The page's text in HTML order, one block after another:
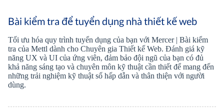
Bài kiểm tra để tuyển dụng nhà thiết kế web
Tối ưu hóa quy trình tuyển dụng của bạn với Mercer | Bài kiểm
tra của Mettl dành cho Chuyên gia Thiết kế Web. Đánh giá kỹ
năng UX và UI của ứng viên, đảm bảo đội ngũ của bạn có đủ
khả năng sáng tạo và chuyên môn kỹ thuật cần thiết để mang đến
những trải nghiệm kỹ thuật số hấp dẫn và thân thiện với người
dùng.